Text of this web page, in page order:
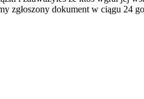
zgłoszony dokument w ciągu 24